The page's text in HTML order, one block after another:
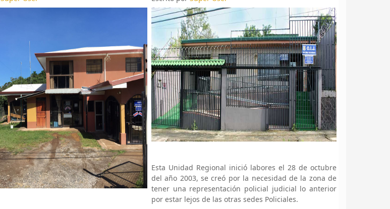
Esta Unidad Regional inició labores el 28 de octubre
del año 2003, se creó por la necesidad de la zona de
tener una representación policial judicial lo anterior
por estar lejos de las otras sedes Policiales.